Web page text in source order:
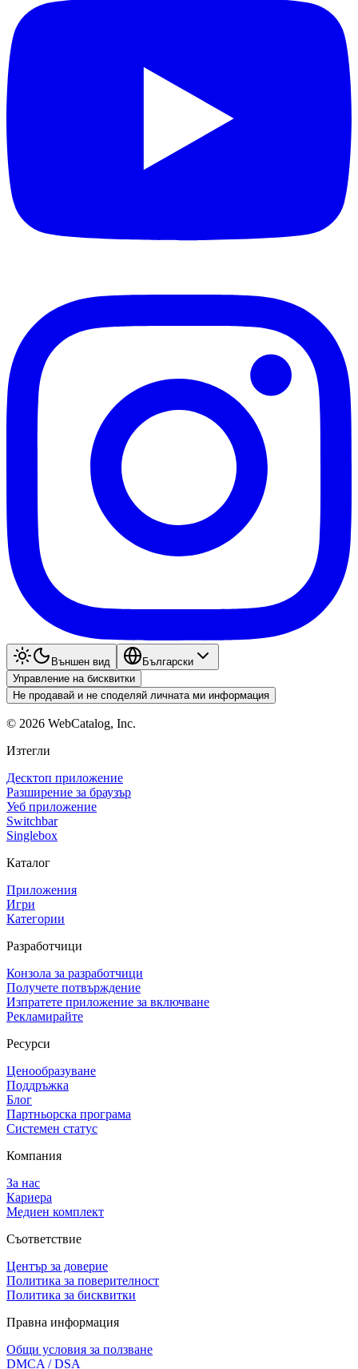
Външен вид
Български
Управление на бисквитки
Не продавай и не споделяй личната ми информация
© 2026 WebCatalog, Inc.
Изтегли
Десктоп приложение
Разширение за браузър
Уеб приложение
Switchbar
Singlebox
Каталог
Приложения
Игри
Категории
Разработчици
Конзола за разработчици
Получете потвърждение
Изпратете приложение за включване
Рекламирайте
Ресурси
Ценообразуване
Поддръжка
Блог
Партньорска програма
Системен статус
Компания
За нас
Кариера
Медиен комплект
Съответствие
Център за доверие
Политика за поверителност
Политика за бисквитки
Правна информация
Общи условия за ползване
DMCA / DSA